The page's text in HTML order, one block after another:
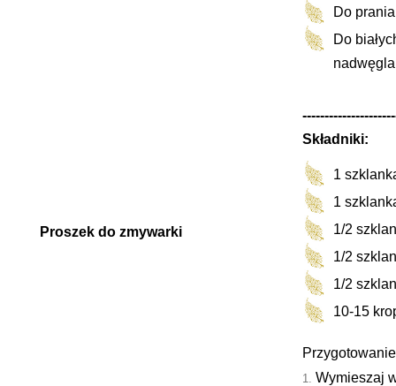
Do
Do
Proszek do zmywarki
Składniki:
1
1
1/2
1/2
1/2
10-15
Wymieszaj